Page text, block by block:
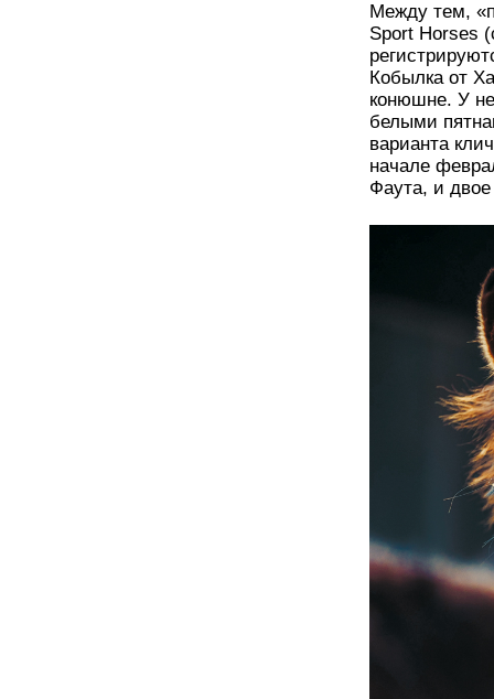
Между тем,
Sport Horses
Кобылка от
конюшне. У
белыми
варианта
начале
Фаута, и